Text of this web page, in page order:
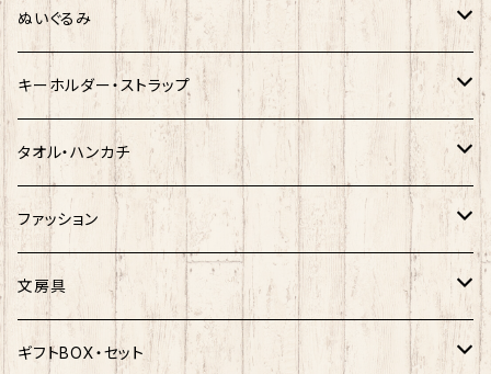
シナモロール
クロミ
ハンギョドン
ぐでたま
ポムポムプリン
ポチャッコ
モケケ
ゆきお
ホヤぼーや
ご当地ベア
スヌーピー
赤べこ・ガラガラべこ
新幹線×ご当地ベア
サンリオ×ネコムネandシバ
楽天ゴールデンイーグルス×ネコムネandシバ
楽天ゴールデンイーグルス×おえかきさん
楽天ゴールデンイーグルス×ご当地ベア
ネコムネandシバ×鳥獣戯画
ゆきお
モケケ
ご当地ベア
秋田犬
しばっころ
わさお
ぬいぐるみ
ホヤぼーや
その他
ご当地ベア
秋田犬
しばっころ
キーホルダー・ストラップ
ポプテピピック
ホヤぼーや
スヌーピー
秋田犬
タオル・ハンカチ
ホヤぼーや
秋田犬
キティ
ファッション
Tシャツ
ネクタイ
文房具
ボールペン
ギフトBOX・セット